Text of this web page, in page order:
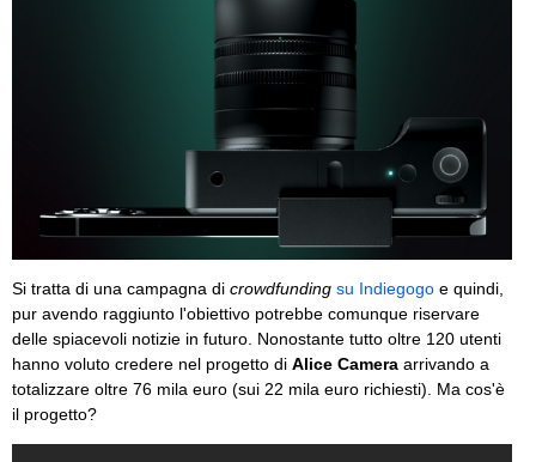
Si tratta di una campagna di crowdfunding su Indiegogo e quindi,
pur avendo raggiunto l'obiettivo potrebbe comunque riservare
delle spiacevoli notizie in futuro. Nonostante tutto oltre 120 utenti
hanno voluto credere nel progetto di Alice Camera arrivando a
totalizzare oltre 76 mila euro (sui 22 mila euro richiesti). Ma cos'è
il progetto?